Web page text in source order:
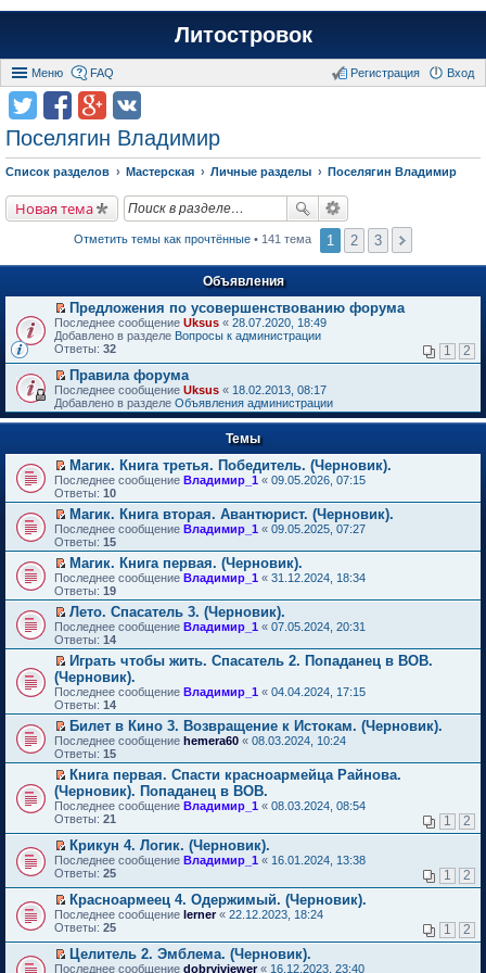
Литостровок
Меню FAQ Вход
Регистрация
Поселягин Владимир
Список разделов Мастерская Личные разделы Поселягин Владимир
Новая тема
Отметить темы как прочтённые • 141 тема 1 2 3
Объявления
П
е
р
й
т
и
к
п
в
о
м
у
н
е
п
р
о
ч
и
т
а
н
н
о
м
у
с
о
о
б
щ
е
н
и
ю
Предложения по усовершенствованию форума
Последнее сообщение Uksus « 28.07.2020, 18:49
Добавлено в разделе Вопросы к администрации
Ответы: 32 1 2
П
е
р
е
т
и
к
п
е
р
в
о
м
у
н
е
п
р
о
ч
и
т
а
н
н
о
м
у
с
о
о
б
щ
н
и
ю
Правила форума
Последнее сообщение Uksus « 18.02.2013, 08:17
Добавлено в разделе Объявления администрации
Темы
П
е
р
е
й
т
и
к
п
е
р
в
о
м
у
н
е
п
р
о
ч
и
т
а
н
н
о
у
с
о
о
б
щ
е
н
и
ю
Магик. Книга третья. Победитель. (Черновик).
Последнее сообщение Владимир_1 « 09.05.2026, 07:15
Ответы: 10
П
е
р
е
й
т
и
к
п
е
р
в
о
м
у
н
е
п
р
о
ч
и
т
а
н
н
о
м
у
с
о
о
б
щ
е
Магик. Книга вторая. Авантюрист. (Черновик).
Последнее сообщение Владимир_1 « 09.05.2025, 07:27
Ответы: 15
П
е
р
е
й
т
и
к
п
е
р
в
о
м
у
н
е
п
р
о
ч
и
т
а
н
н
о
м
у
с
о
Магик. Книга первая. (Черновик).
Последнее сообщение Владимир_1 « 31.12.2024, 18:34
Ответы: 19
П
е
р
е
й
т
и
к
п
е
р
в
о
м
у
н
е
п
р
о
и
т
а
н
н
о
Лето. Спасатель 3. (Черновик).
Последнее сообщение Владимир_1 « 07.05.2024, 20:31
Ответы: 14
П
е
р
е
й
т
и
к
п
е
р
в
м
у
н
е
п
р
о
ч
и
т
Играть чтобы жить. Спасатель 2. Попаданец в ВОВ.
(Черновик).
Последнее сообщение Владимир_1 « 04.04.2024, 17:15
Ответы: 14
П
е
р
е
й
т
и
п
е
р
в
о
м
у
н
е
п
Билет в Кино 3. Возвращение к Истокам. (Черновик).
Последнее сообщение hemera60 « 08.03.2024, 10:24
Ответы: 15
П
е
р
е
й
т
и
к
п
е
р
в
о
м
у
Книга первая. Спасти красноармейца Райнова.
(Черновик). Попаданец в ВОВ.
Последнее сообщение Владимир_1 « 08.03.2024, 08:54
Ответы: 21 1 2
П
е
е
й
т
и
к
п
Крикун 4. Логик. (Черновик).
Последнее сообщение Владимир_1 « 16.01.2024, 13:38
Ответы: 25 1 2
П
е
е
й
Красноармеец 4. Одержимый. (Черновик).
Последнее сообщение lerner« 22.12.2023, 18:24
Ответы: 25 1 2
П
Целитель 2. Эмблема. (Черновик).
Последнее сообщение dobryiviewer« 16.12.2023, 23:40